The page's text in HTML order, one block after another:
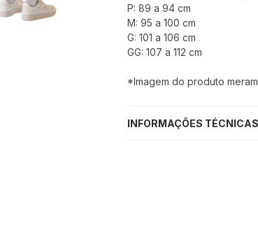
P: 89 a 94 cm
M: 95 a 100 cm
G: 101 a 106 cm
GG: 107 a 112 cm
*Imagem do produto
INFORMAÇÕES TÉCNICAS